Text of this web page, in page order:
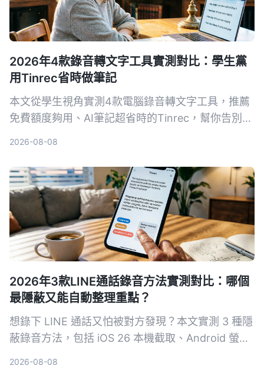
2026年4款錄音轉文字工具實測對比：學生黨
用Tinrec省時做筆記
本文從學生視角實測4款電腦錄音轉文字工具，推薦
免費額度夠用、AI筆記超省時的Tinrec，幫你告別手
2026-08-08
2026年3款LINE通話錄音方法實測對比：哪個
最隱蔽又能自動整理重點？
想錄下 LINE 通話又怕被對方發現？本文實測 3 種隱
蔽錄音方法，包括 iOS 26 本機截取、Android 螢幕
2026-08-08